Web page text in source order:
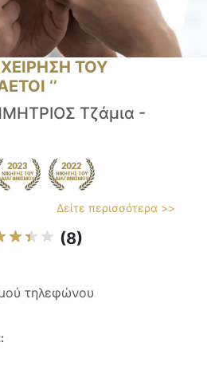
ΤΟΥ
‘’
Τζάμια -
Δείτε περισσότερα >>
(8)
τηλεφώνου